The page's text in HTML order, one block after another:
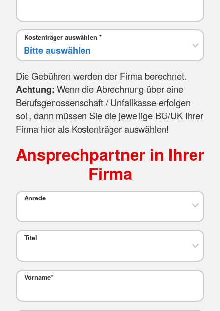
Kostenträger auswählen *
Die Gebühren werden der Firma berechnet.
Achtung: Wenn die Abrechnung über eine
Berufsgenossenschaft / Unfallkasse erfolgen
soll, dann müssen Sie die jeweilige BG/UK Ihrer
Firma hier als Kostenträger auswählen!
Ansprechpartner in Ihrer
Firma
Anrede
Titel
Vorname*